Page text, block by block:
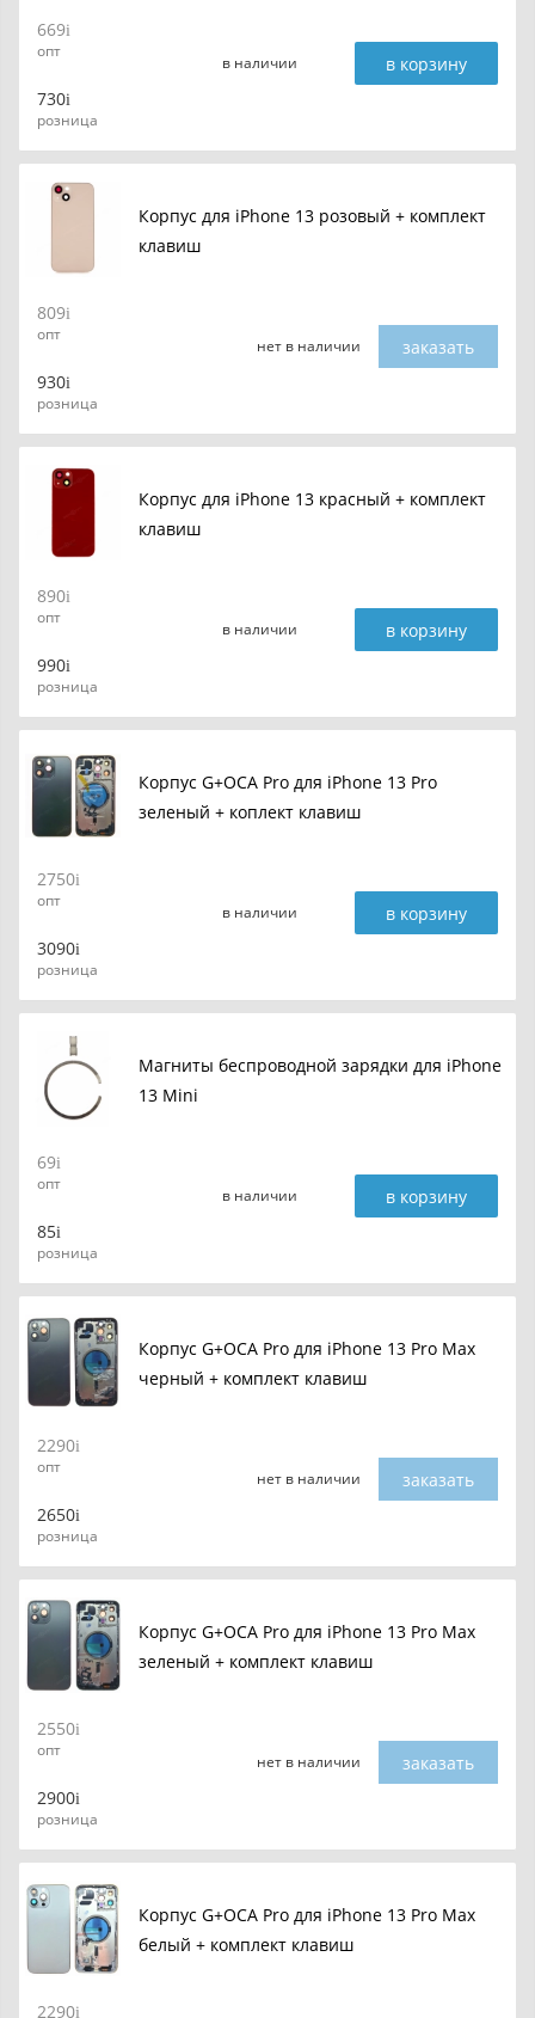
669
опт
730
розница
в наличии в корзину
Корпус для iPhone 13 розовый + комплект
клавиш
809
опт
930
розница
нет в наличии заказать
Корпус для iPhone 13 красный + комплект
клавиш
890
опт
990
розница
в наличии в корзину
Корпус G+OCA Pro для iPhone 13 Pro
зеленый + коплект клавиш
2750
опт
3090
розница
в наличии в корзину
Магниты беспроводной зарядки для iPhone
13 Mini
69
опт
85
розница
в наличии в корзину
Корпус G+OCA Pro для iPhone 13 Pro Max
черный + комплект клавиш
2290
опт
2650
розница
нет в наличии заказать
Корпус G+OCA Pro для iPhone 13 Pro Max
зеленый + комплект клавиш
2550
опт
2900
розница
нет в наличии заказать
Корпус G+OCA Pro для iPhone 13 Pro Max
белый + комплект клавиш
2290